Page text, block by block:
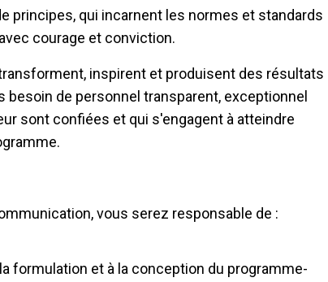
principes, qui incarnent les normes et standards
courage et conviction.
inspirent et produisent des résultats
de personnel transparent, exceptionnel
sont confiées et qui s'engagent à atteindre
Communication, vous serez responsable de :
formulation et à la conception du programme-